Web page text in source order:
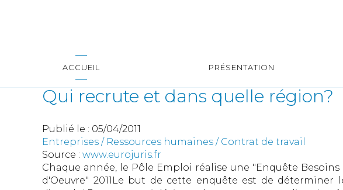
ACCUEIL PRÉSENTATION
Qui recrute et dans quelle région?
Publié le : 05/04/2011
Entreprises / Ressources humaines / Contrat de travail
Source : www.eurojuris.fr
Chaque année, le Pôle Emploi réalise une "Enquête
d'Oeuvre" 2011Le but de cette enquête est de